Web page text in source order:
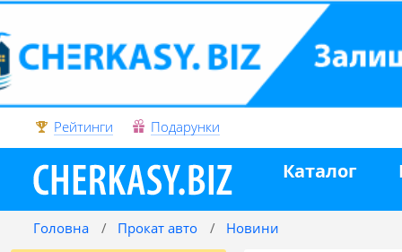
Рейтинги Подарунки
Каталог
Головна Прокат авто Новини